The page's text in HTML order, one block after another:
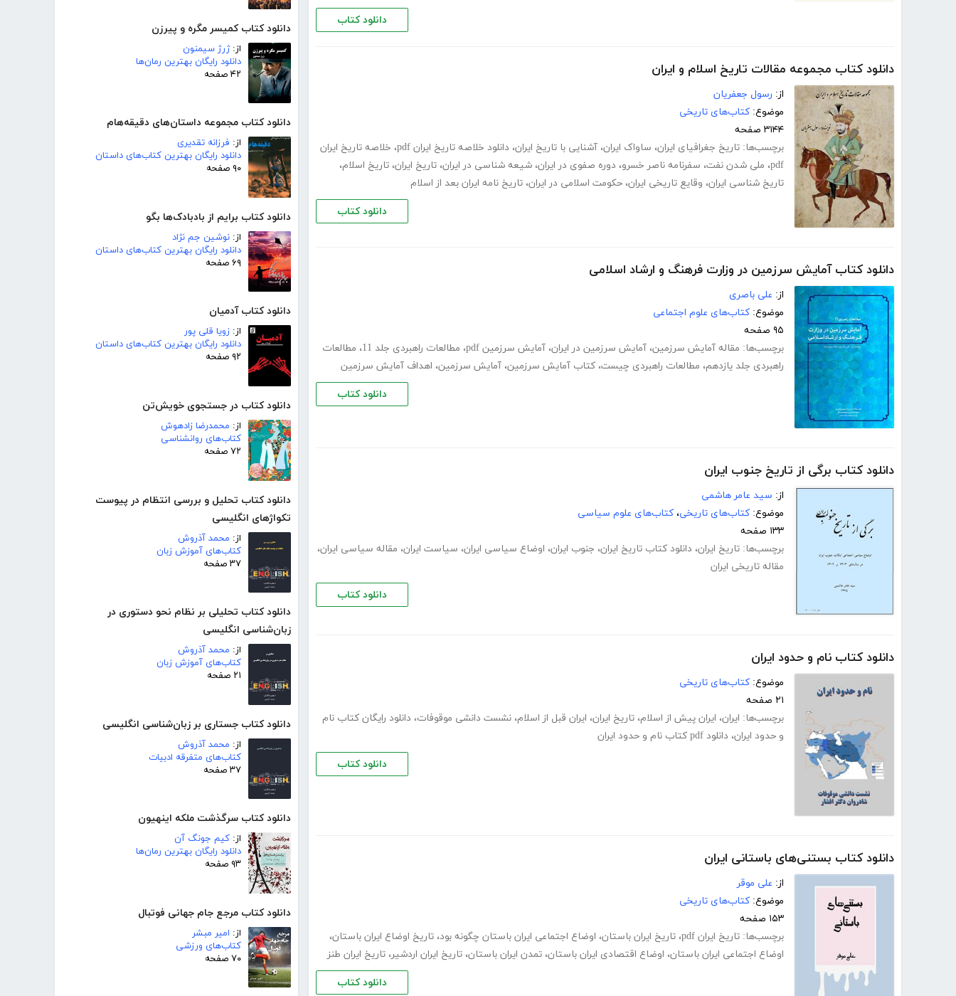
دانلود کتاب کمیسر مگره و پیرزن
از:ژرژ سیمنون
دانلود رایگان بهترین رمان‌ها
۴۲ صفحه
دانلود کتاب مجموعه داستان‌های دقیقه‌هام
از: فرزانه تقدیری
دانلود رایگان بهترین کتاب‌های داستان
۹۰ صفحه
دانلود کتاب برایم از بادبادک‌ها بگو
از: نوشین جم نژاد
دانلود رایگان بهترین کتاب‌های داستان
۶۹ صفحه
دانلود کتاب آدمیان
از: زویا قلی پور
دانلود رایگان بهترین کتاب‌های داستان
۹۲ صفحه
دانلود کتاب در جستجوی خویش‌تن
از: محمدرضا زادهوش
کتاب‌های روانشناسی
۷۲ صفحه
دانلود کتاب تحلیل و بررسی انتظام در پیوست
تکواژهای انگلیسی
از: محمد آذروش
کتاب‌های آموزش زبان
۳۷ صفحه
دانلود کتاب تحلیلی بر نظام نحو دستوری در
زبان‌شناسی انگلیسی
از: محمد آذروش
کتاب‌های آموزش زبان
۲۱ صفحه
دانلود کتاب جستاری بر زبان‌شناسی انگلیسی
از: محمد آذروش
کتاب‌های متفرقه ادبیات
۳۷ صفحه
دانلود کتاب سرگذشت ملکه اینهیون
از: کیم جونگ آن
دانلود رایگان بهترین رمان‌ها
۹۳ صفحه
دانلود کتاب مرجع جام جهانی فوتبال
از: امیر مبشر
کتاب‌های ورزشی
۷۰ صفحه
دانلود کتاب
دانلود کتاب مجموعه مقالات تاریخ اسلام و ایران
از: رسول جعفریان
موضوع: کتاب‌های تاریخی
۳۱۴۴ صفحه
برچسب‌ها: تاریخ جغرافیای ایران، ساواک ایران، آشنایی با تاریخ ایران، دانلود خلاصه تاریخ ایران pdf ، خلاصه تاریخ ایران
pdf، ملی شدن نفت، سفرنامه ناصر خسرو، دوره صفوی در ایران، شیعه شناسی در ایران، تاریخ ایران، تاریخ اسلام،
تاریخ شناسی ایران، وقایع تاریخی ایران، حکومت اسلامی در ایران، تاریخ نامه ایران بعد از اسلام
دانلود کتاب
دانلود کتاب آمایش سرزمین در وزارت فرهنگ و ارشاد اسلامی
از: علی باصری
موضوع: کتاب‌های علوم اجتماعی
۹۵ صفحه
برچسب‌ها: مقاله آمایش سرزمین، آمایش سرزمین در ایران، آمایش سرزمین pdf ، مطالعات راهبردی جلد 11 ، مطالعات
راهبردی جلد یازدهم، مطالعات راهبردی چیست، کتاب آمایش سرزمین، آمایش سرزمین، اهداف آمایش سرزمین
دانلود کتاب
دانلود کتاب برگی از تاریخ جنوب ایران
از: سید عامر هاشمی
موضوع: کتاب‌های تاریخی، کتاب‌های علوم سیاسی
۱۳۳ صفحه
برچسب‌ها: تاریخ ایران، دانلود کتاب تاریخ ایران، جنوب ایران، اوضاع سیاسی ایران، سیاست ایران، مقاله سیاسی ایران،
مقاله تاریخی ایران
دانلود کتاب
دانلود کتاب نام و حدود ایران
موضوع: کتاب‌های تاریخی
۲۱ صفحه
برچسب‌ها: ایران، ایران پیش از اسلام، تاریخ ایران، ایران قبل از اسلام، نشست دانشی موقوفات، دانلود رایگان کتاب نام
و حدود ایران، دانلود pdf کتاب نام و حدود ایران
دانلود کتاب
دانلود کتاب بستنی‌های باستانی ایران
از: علی موقر
موضوع: کتاب‌های تاریخی
۱۵۳ صفحه
برچسب‌ها: تاریخ ایران pdf ، تاریخ ایران باستان، اوضاع اجتماعی ایران باستان چگونه بود، تاریخ اوضاع ایران باستان،
اوضاع اجتماعی ایران باستان، اوضاع اقتصادی ایران باستان، تمدن ایران باستان، تاریخ ایران اردشیر، تاریخ ایران طنز
دانلود کتاب